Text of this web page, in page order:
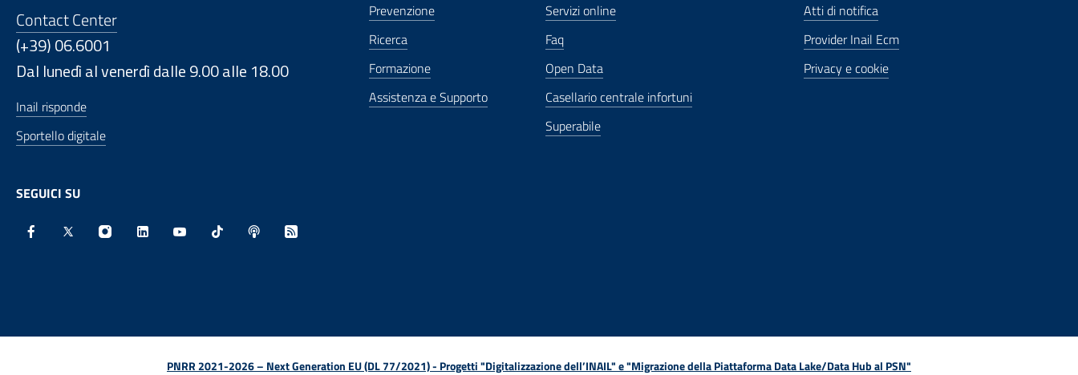
Contact Center
(+39) 06.6001
Dal lunedì al venerdì dalle 9.00 alle 18.00
Inail risponde
Sportello digitale
SEGUICI SU
Prevenzione
Ricerca
Formazione
Assistenza e Supporto
Servizi online
Faq
Open Data
Casellario centrale infortuni
Superabile
Atti di notifica
Provider Inail Ecm
Privacy e cookie
PNRR 2021-2026 – Next Generation EU (DL 77/2021) - Progetti "Digitalizzazione dell’INAIL" e "Migrazione della Piattaforma Data Lake/Data Hub al PSN"